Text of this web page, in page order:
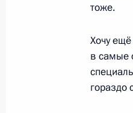
Структура
Поиск
тоже.
Хочу
в самые
гораздо